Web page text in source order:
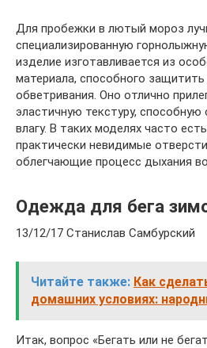
Для пробежки в лютый мороз
специализированную
изделие изготавливается из
материала, способного
обветривания. Оно отлично
эластичную текстуру,
влагу. В таких моделях часто
практически невидимые
облегчающие процесс дыхания
Одежда для бега
13/12/17 Станислав Самбурский
Читайте также: Как
домашних условиях:
Итак, вопрос «Бегать или не